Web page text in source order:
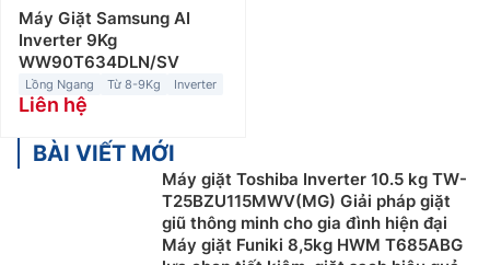
Máy Giặt Samsung AI
Inverter 9Kg
WW90T634DLN/SV
Lồng Ngang Từ 8-9Kg Inverter
Liên hệ
BÀI VIẾT MỚI
Máy giặt Toshiba Inverter 10.5 kg TW-
T25BZU115MWV(MG) Giải pháp giặt
giũ thông minh cho gia đình hiện đại
Máy giặt Funiki 8,5kg HWM T685ABG